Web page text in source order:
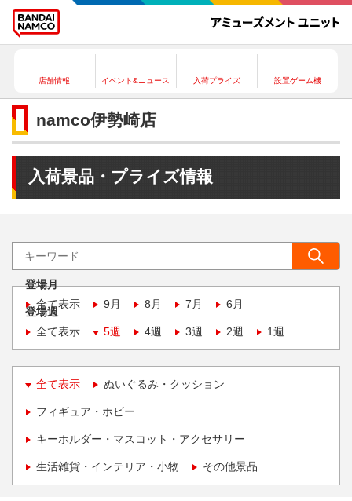
店舗情報 イベント&ニュース 入荷プライズ 設置ゲーム機
namco伊勢崎店
入荷景品・プライズ情報
登場月
全て表示
9月 8月 7月 6月
登場週
全て表示
5週 4週 3週 2週 1週
全て表示 ぬいぐるみ・クッション
フィギュア・ホビー
キーホルダー・マスコット・アクセサリー
生活雑貨・インテリア・小物 その他景品